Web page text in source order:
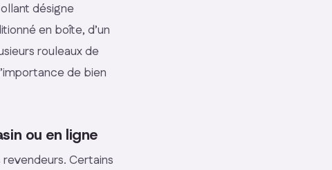
désigne
en boîte, d’un
rouleaux de
de bien
ou en ligne
Certains